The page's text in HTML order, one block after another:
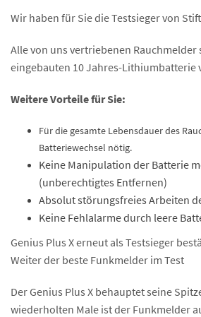
Wir haben für Sie die Testsieger von
Alle von uns vertriebenen
eingebauten 10 Jahres-Lithiumbatterie
Weitere Vorteile für Sie:
Für die gesamte Lebensdauer des
Batteriewechsel nötig.
Keine Manipulation der Batterie
(unberechtigtes Entfernen)
Absolut störungsfreies Arbeiten
Keine Fehlalarme durch leere
Genius Plus X erneut als Testsieger
Weiter der beste Funkmelder im Test
Der Genius Plus X behauptet seine
wiederholten Male ist der Funkmelder